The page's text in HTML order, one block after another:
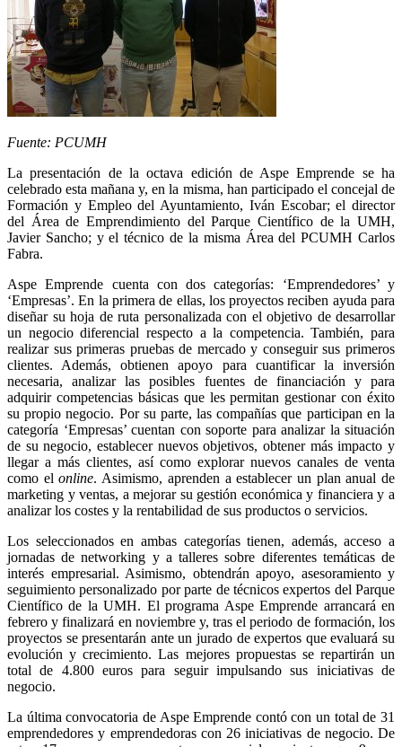
Fuente: PCUMH
La presentación de la octava edición de Aspe Emprende se ha
celebrado esta mañana y, en la misma, han participado el concejal de
Formación y Empleo del Ayuntamiento, Iván Escobar; el director
del Área de Emprendimiento del Parque Científico de la UMH,
Javier Sancho; y el técnico de la misma Área del PCUMH Carlos
Fabra.
Aspe Emprende cuenta con dos categorías: ‘Emprendedores’ y
‘Empresas’. En la primera de ellas, los proyectos reciben ayuda para
diseñar su hoja de ruta personalizada con el objetivo de desarrollar
un negocio diferencial respecto a la competencia. También, para
realizar sus primeras pruebas de mercado y conseguir sus primeros
clientes. Además, obtienen apoyo para cuantificar la inversión
necesaria, analizar las posibles fuentes de financiación y para
adquirir competencias básicas que les permitan gestionar con éxito
su propio negocio. Por su parte, las compañías que participan en la
categoría ‘Empresas’ cuentan con soporte para analizar la situación
de su negocio, establecer nuevos objetivos, obtener más impacto y
llegar a más clientes, así como explorar nuevos canales de venta
como elonline. Asimismo, aprenden a establecer un plan anual de
marketing y ventas, a mejorar su gestión económica y financiera y a
analizar los costes y la rentabilidad de sus productos o servicios.
Los seleccionados en ambas categorías tienen, además, acceso a
jornadas de networking y a talleres sobre diferentes temáticas de
interés empresarial. Asimismo, obtendrán apoyo, asesoramiento y
seguimiento personalizado por parte de técnicos expertos del Parque
Científico de la UMH. El programa Aspe Emprende arrancará en
febrero y finalizará en noviembre y, tras el periodo de formación, los
proyectos se presentarán ante un jurado de expertos que evaluará su
evolución y crecimiento. Las mejores propuestas se repartirán un
total de 4.800 euros para seguir impulsando sus iniciativas de
negocio.
La última convocatoria de Aspe Emprende contó con un total de 31
emprendedores y emprendedoras con 26 iniciativas de negocio. De